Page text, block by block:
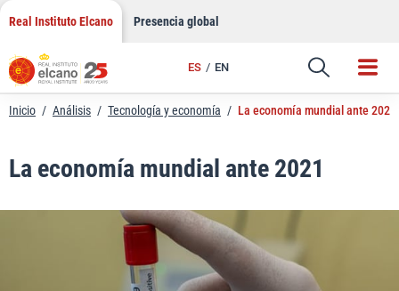
Saltar
contenido
Real Instituto Elcano Presencia global
ES EN
Enlace
Inicio / Análisis / Tecnología y economía / La economía mundial ante 2021
La economía mundial ante 2021